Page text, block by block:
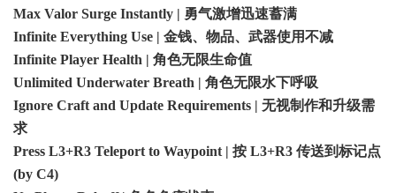
Max Valor Surge Instantly | 勇气激增迅速蓄满
Infinite Everything Use | 金钱、物品、武器使用不减
Infinite Player Health | 角色无限生命值
Unlimited Underwater Breath | 角色无限水下呼吸
Ignore Craft and Update Requirements | 无视制作和升级需
求
Press L3+R3 Teleport to Waypoint | 按 L3+R3 传送到标记点
(by C4)